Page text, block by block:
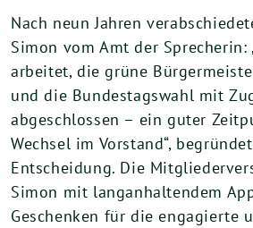
Nach neun Jahren
Simon vom Amt der Sprecherin:
arbeitet, die grüne
und die Bundestagswahl mit
abgeschlossen – ein guter
Wechsel im Vorstand“,
Entscheidung. Die
Simon mit langanhaltendem
Geschenken für die engagierte